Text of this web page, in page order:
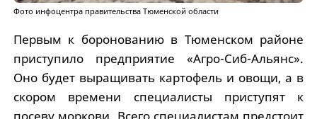
Фото инфоцентра правительства Тюменской области
Первым к боронованию в Тюменском районе
приступило предприятие «Агро-Сиб-Альянс».
Оно будет выращивать картофель и овощи, а в
скором времени специалисты приступят к
посеву моркови. Всего специалистам предстоит